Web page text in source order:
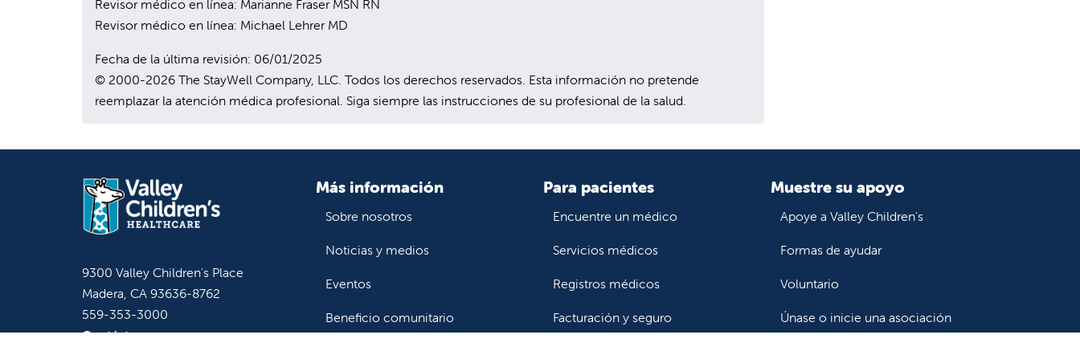
Revisor médico en línea: Marianne Fraser MSN RN
Revisor médico en línea: Michael Lehrer MD
Fecha de la última revisión: 06/01/2025
© 2000-2026 The StayWell Company, LLC. Todos los derechos reservados. Esta información no pretende
reemplazar la atención médica profesional. Siga siempre las instrucciones de su profesional de la salud.
9300 Valley Children's Place
Madera, CA 93636-8762
559-353-3000
Contáctenos
Más información
Sobre nosotros
Noticias y medios
Eventos
Beneficio comunitario
Para pacientes
Encuentre un médico
Servicios médicos
Registros médicos
Facturación y seguro
Muestre su apoyo
Apoye a Valley Children's
Formas de ayudar
Voluntario
Únase o inicie una asociación